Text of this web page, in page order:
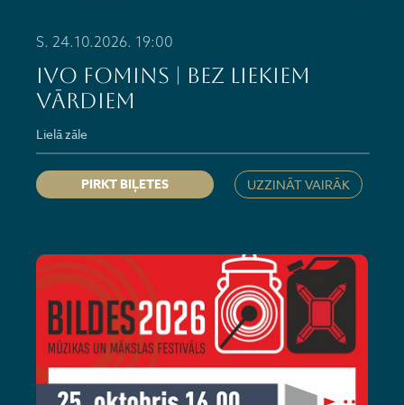
S. 24.10.2026. 19:00
IVO FOMINS | Bez liekiem
vārdiem
Lielā zāle
PIRKT BIĻETES UZZINĀT VAIRĀK